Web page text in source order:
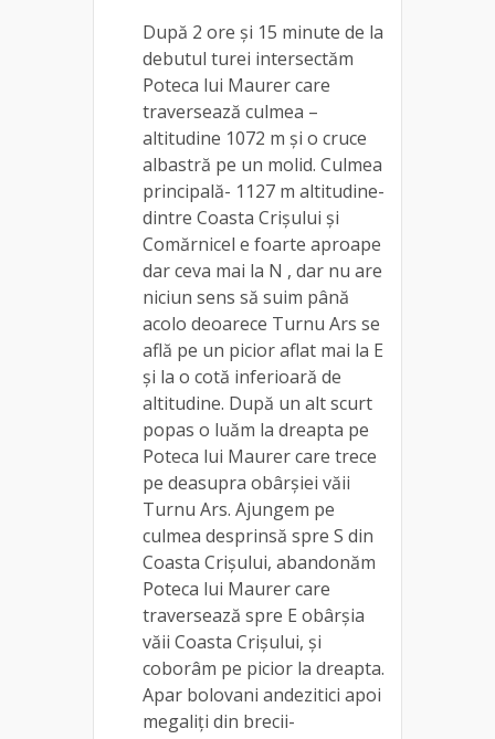
După 2 ore și 15 minute de la
debutul turei intersectăm
Poteca lui Maurer care
traversează culmea –
altitudine 1072 m și o cruce
albastră pe un molid. Culmea
principală- 1127 m altitudine-
dintre Coasta Crișului și
Comărnicel e foarte aproape
dar ceva mai la N , dar nu are
niciun sens să suim până
acolo deoarece Turnu Ars se
află pe un picior aflat mai la E
și la o cotă inferioară de
altitudine. După un alt scurt
popas o luăm la dreapta pe
Poteca lui Maurer care trece
pe deasupra obârșiei văii
Turnu Ars. Ajungem pe
culmea desprinsă spre S din
Coasta Crișului, abandonăm
Poteca lui Maurer care
traversează spre E obârșia
văii Coasta Crișului, și
coborâm pe picior la dreapta.
Apar bolovani andezitici apoi
megaliți din brecii-